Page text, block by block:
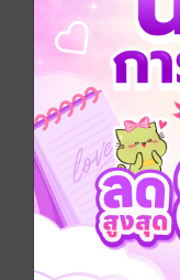
อยากได้ ซื้อ
ทันหุ้น 1 กรกฎาค
ประเภทไฟล์
วันที่วางขาย
ความยาว